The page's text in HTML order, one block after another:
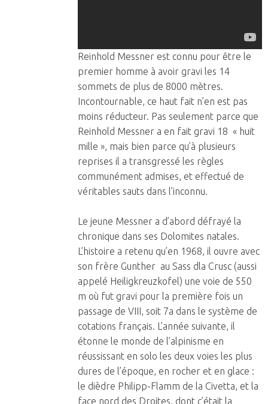
Reinhold Messner est connu pour être le
premier homme à avoir gravi les 14
sommets de plus de 8000 mètres.
Incontournable, ce haut fait n’en est pas
moins réducteur. Pas seulement parce que
Reinhold Messner a en fait gravi 18 « huit
mille », mais bien parce qu’à plusieurs
reprises il a transgressé les règles
communément admises, et effectué de
véritables sauts dans l’inconnu.
Le jeune Messner a d’abord défrayé la
chronique dans ses Dolomites natales.
L’histoire a retenu qu’en 1968, il ouvre avec
son frère Gunther au Sass dla Crusc (aussi
appelé Heiligkreuzkofel) une voie de 550
m où fut gravi pour la première fois un
passage de VIII, soit 7a dans le système de
cotations français. L’année suivante, il
étonne le monde de l’alpinisme en
réussissant en solo les deux voies les plus
dures de l’époque, en rocher et en glace :
le dièdre Philipp-Flamm de la Civetta, et la
face nord des Droites, dont c’était la